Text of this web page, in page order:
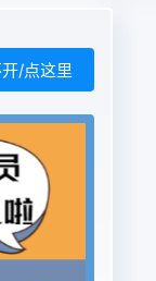
/点这里